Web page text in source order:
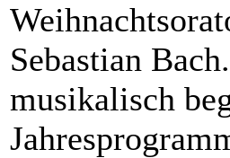
Sebastian
musikalisch